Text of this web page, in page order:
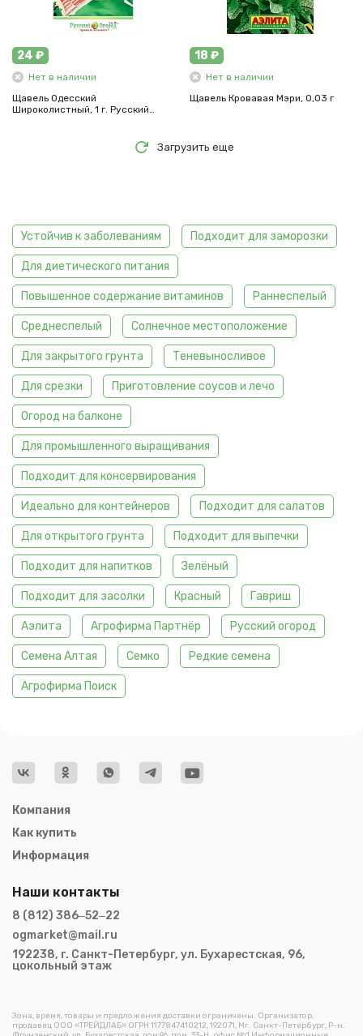
24 ₽
Нет в наличии
Щавель Одесский
Широколистный, 1 г. Русский
18 ₽
Нет в наличии
Щавель Кровавая Мэри, 0,03 г
Загрузить еще
Устойчив к заболеваниям Подходит для заморозки
Для диетического питания
Повышенное содержание витаминов Раннеспелый
Среднеспелый Солнечное местоположение
Для закрытого грунта Теневыносливое
Для срезки Приготовление соусов и лечо
Огород на балконе
Для промышленного выращивания
Подходит для консервирования
Идеально для контейнеров Подходит для салатов
Для открытого грунта Подходит для выпечки
Подходит для напитков Зелёный
Подходит для засолки Красный Гавриш
Аэлита Агрофирма Партнёр Русский огород
Семена Алтая Семко Редкие семена
Агрофирма Поиск
Компания
Как купить
Информация
Зона, время, товары и предложения доставки ограничены. Организатор,
продавец ООО «ТРЕЙДЛАБ» ОГРН 1177847410212, 192071, Мг. Санкт-Петербург, Р-н.
Наши контакты
8 (812) 386‒52‒22
ogmarket@mail.ru
192238, г. Санкт-Петербург, ул. Бухарестская, 96,
цокольный этаж